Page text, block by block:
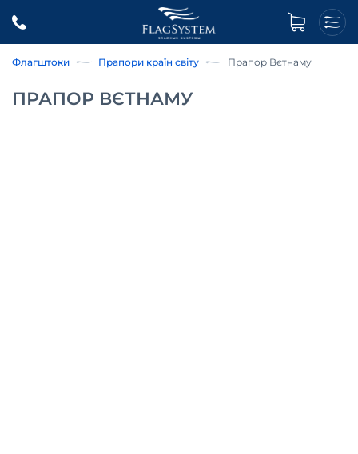
Флагштоки Прапори країн світу Прапор Вєтнаму
ПРАПОР ВЄТНАМУ